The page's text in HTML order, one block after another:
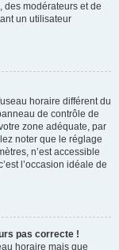
des modérateurs et de
un utilisateur
horaire différent du
de contrôle de
zone adéquate, par
noter que le réglage
n’est accessible
l’occasion idéale de
pas correcte !
horaire mais que